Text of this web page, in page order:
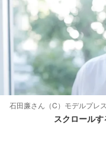
石田廉さん（C）モデルプレス
スクロール